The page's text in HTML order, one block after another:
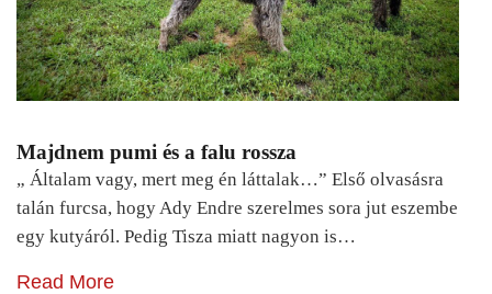
Majdnem pumi és a falu rossza
„ Általam vagy, mert meg én láttalak…” Első olvasásra
talán furcsa, hogy Ady Endre szerelmes sora jut eszembe
egy kutyáról. Pedig Tisza miatt nagyon is…
Read More